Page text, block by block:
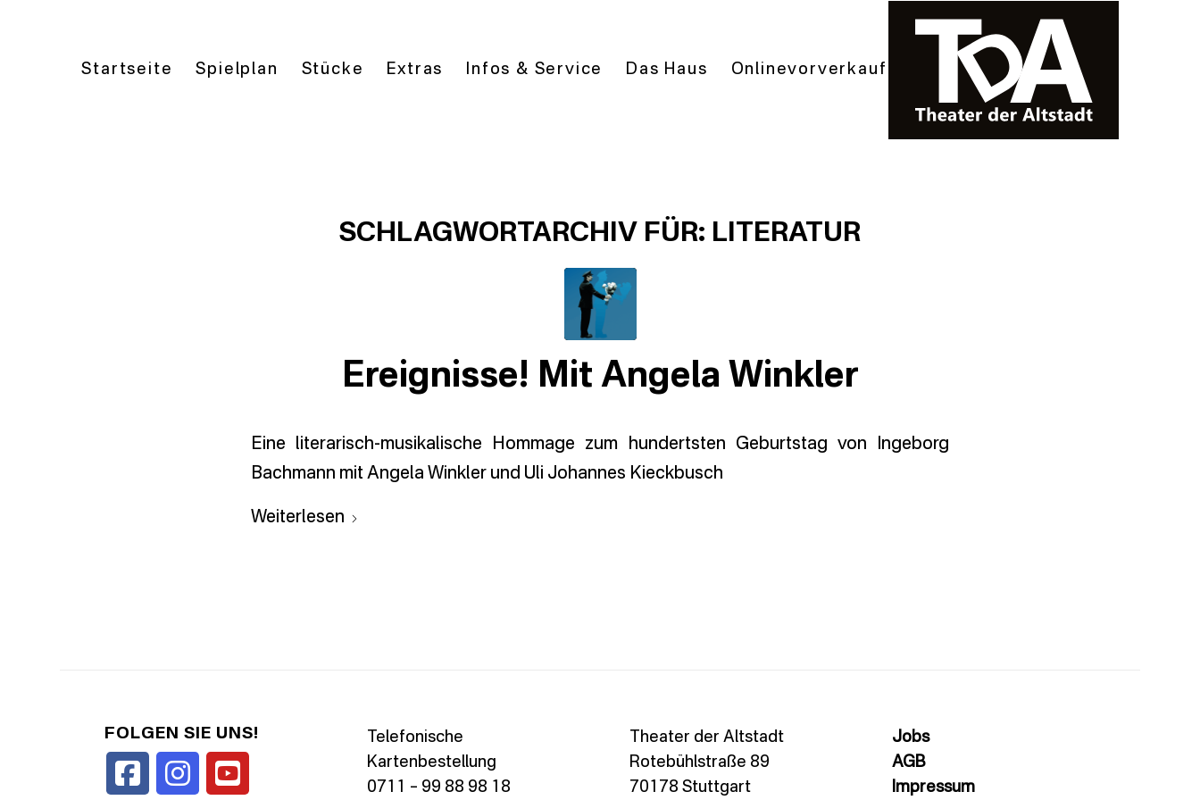
Startseite Spielplan Stücke Extras Infos & Service Das Haus Onlinevorverkauf
SCHLAGWORTARCHIV FÜR: LITERATUR
Ereignisse! Mit Angela Winkler
Eine literarisch-musikalische Hommage zum hundertsten Geburtstag von Ingeborg
Bachmann mit Angela Winkler und Uli Johannes Kieckbusch
Weiterlesen
FOLGEN SIE UNS!
Telefonische
Kartenbestellung
0711 – 99 88 98 18
Theater der Altstadt
Rotebühlstraße 89
70178 Stuttgart
Jobs
AGB
Impressum